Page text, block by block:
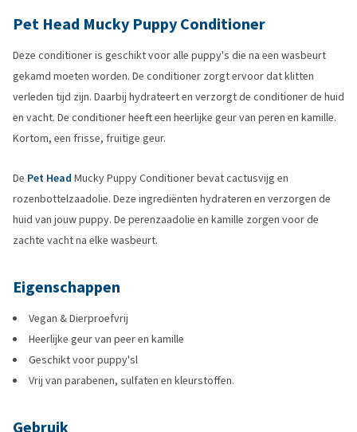
Pet Head Mucky Puppy Conditioner
Deze conditioner is geschikt voor alle puppy's die na een wasbeurt
gekamd moeten worden. De conditioner zorgt ervoor dat klitten
verleden tijd zijn. Daarbij hydrateert en verzorgt de conditioner de huid
en vacht. De conditioner heeft een heerlijke geur van peren en kamille.
Kortom, een frisse, fruitige geur.
De Pet Head Mucky Puppy Conditioner bevat cactusvijg en
rozenbottelzaadolie. Deze ingrediënten hydrateren en verzorgen de
huid van jouw puppy. De perenzaadolie en kamille zorgen voor de
zachte vacht na elke wasbeurt.
Eigenschappen
Vegan & Dierproefvrij
Heerlijke geur van peer en kamille
Geschikt voor puppy'sl
Vrij van parabenen, sulfaten en kleurstoffen.
Gebruik